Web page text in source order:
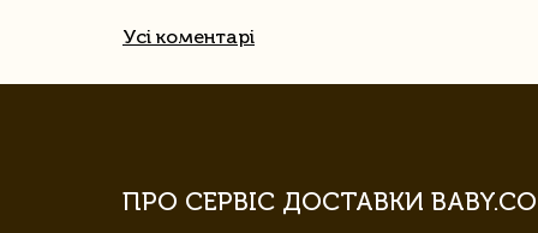
Усі коментарі
ПРО СЕРВІС ДОСТАВКИ